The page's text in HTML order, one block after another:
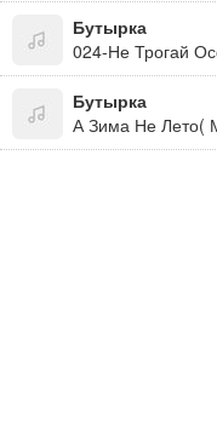
Бутырка
024-Не Трогай
Бутырка